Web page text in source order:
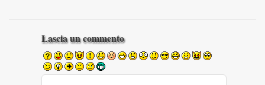
Lascia un commento